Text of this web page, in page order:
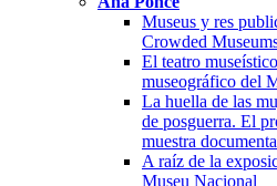
Museus y res
Crowded
El teatro
museográfico del
La huella de las
de posguerra. El
muestra
A raíz de la
Museu Nacional